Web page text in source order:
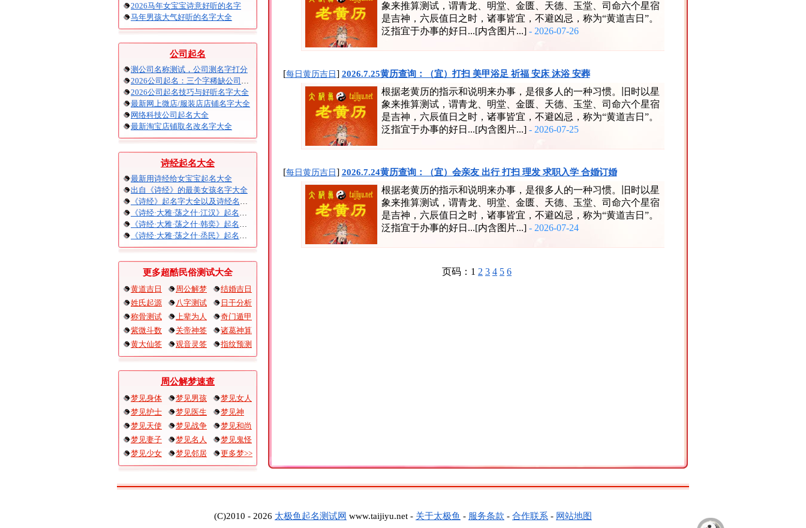
2026马年女宝宝诗意好听的名字
马年男孩大气好听的名字大全
公司起名
测公司名称测试，公司测名字打分
2026公司起名：三个字稀缺公司名大全
2026公司起名技巧与好听名字大全
最新网上微店/服装店店铺名字大全
网络科技公司起名大全
最新淘宝店铺取名改名字大全
诗经起名大全
最新用诗经给女宝宝起名大全
出自《诗经》的最美女孩名字大全
《诗经》起名字大全以及诗经名句赏析
《诗经·大雅·荡之什·江汉》起名大全以及赏析
《诗经·大雅·荡之什·韩奕》起名大全以及赏析
《诗经·大雅·荡之什·烝民》起名大全以及赏析
更多超酷民俗测试大全
黄道吉日 周公解梦
结婚吉日
姓氏起源
八字测试
日干分析
称骨测试
上辈为人
奇门遁甲
紫微斗数
关帝神签
诸葛神算
黄大仙签
观音灵签 指纹预测
周公解梦速查
梦见身体 梦见男孩
梦见女人
梦见护士
梦见医生
梦见神
梦见天使
梦见战争
梦见和尚
梦见妻子
梦见名人
梦见鬼怪
梦见少女
梦见邻居 更多梦>>
象来推算测试，谓青龙、明堂、金匮、天德、玉堂、司命六个星宿
是吉神，六辰值日之时，诸事皆宜，不避凶忌，称为“黄道吉日”。
泛指宜于办事的好日...[内含图片...] - 2026-07-26
[每日黄历吉日 ] 2026.7.25黄历查询：（宜）打扫 美甲浴足 祈福 安床 沐浴 安葬
根据老黄历的指示和说明来办事，是很多人的一种习惯。旧时以星
象来推算测试，谓青龙、明堂、金匮、天德、玉堂、司命六个星宿
是吉神，六辰值日之时，诸事皆宜，不避凶忌，称为“黄道吉日”。
泛指宜于办事的好日...[内含图片...] - 2026-07-25
[每日黄历吉日 ] 2026.7.24黄历查询：（宜）会亲友 出行 打扫 理发 求职入学 合婚订婚
根据老黄历的指示和说明来办事，是很多人的一种习惯。旧时以星
象来推算测试，谓青龙、明堂、金匮、天德、玉堂、司命六个星宿
是吉神，六辰值日之时，诸事皆宜，不避凶忌，称为“黄道吉日”。
泛指宜于办事的好日...[内含图片...] - 2026-07-24
页码：1 2 3 4 5 6
(C)2010 - 2026 太极鱼起名测试网 www.taijiyu.net - 关于太极鱼 - 服务条款 - 合作联系 - 网站地图